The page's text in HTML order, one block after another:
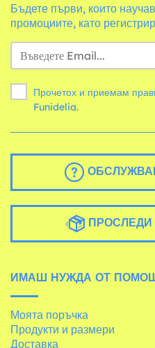
Бъдете първи, които
промоциите, като
Прочетох и приемам
Funidelia.
ПРОСЛЕДИ
ИМАШ НУЖДА ОТ
Моята поръчка
Продукти и размери
Доставка